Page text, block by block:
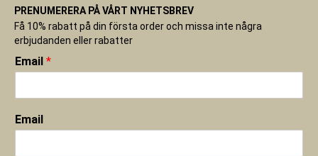
PRENUMERERA PÅ VÅRT NYHETSBREV
Få 10% rabatt på din första order och missa inte några
erbjudanden eller rabatter
Email *
Email